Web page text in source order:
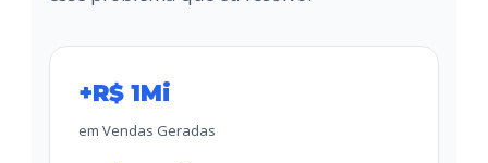
+R$ 1Mi
em Vendas Geradas